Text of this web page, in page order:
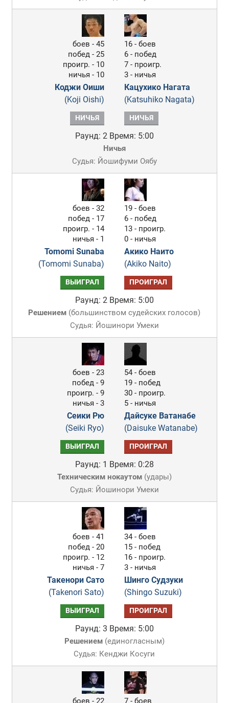
боев - 45
побед - 25
проигр. - 10
ничья - 10
Коджи Оиши
(Koji Oishi)
16 - боев
6 - побед
7 - проигр.
3 - ничья
Кацухико Нагата
(Katsuhiko Nagata)
НИЧЬЯ НИЧЬЯ
Раунд: 2 Время: 5:00
Ничья
Судья: Йошифуми Оябу
боев - 32
побед - 17
проигр. - 14
ничья - 1
Tomomi Sunaba
(Tomomi Sunaba)
19 - боев
6 - побед
13 - проигр.
0 - ничья
Акико Наито
(Akiko Naito)
ВЫИГРАЛ ПРОИГРАЛ
Раунд: 2 Время: 5:00
Решением (большинством судейских голосов)
Судья: Йошинори Умеки
боев - 23
побед - 9
проигр. - 9
ничья - 3
Сеики Рю
(Seiki Ryo)
54 - боев
19 - побед
30 - проигр.
5 - ничья
Дайсуке Ватанабе
(Daisuke Watanabe)
ВЫИГРАЛ ПРОИГРАЛ
Раунд: 1 Время: 0:28
Техническим нокаутом(удары)
Судья: Йошинори Умеки
боев - 41
побед - 20
проигр. - 12
ничья - 7
Такенори Сато
(Takenori Sato)
34 - боев
15 - побед
16 - проигр.
3 - ничья
Шинго Судзуки
(Shingo Suzuki)
ВЫИГРАЛ ПРОИГРАЛ
Раунд: 3 Время: 5:00
Решением(единогласным)
Судья: Кенджи Косуги
боев - 22
7 - боев